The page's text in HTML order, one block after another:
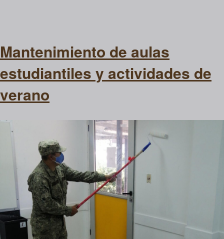
Mantenimiento de aulas
estudiantiles y actividades de
verano